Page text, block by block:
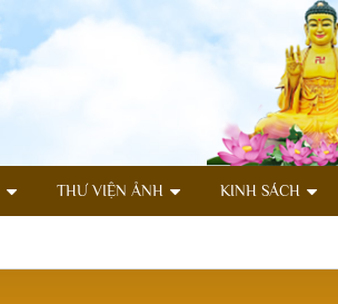
THƯ VIỆN ẢNH KINH SÁCH